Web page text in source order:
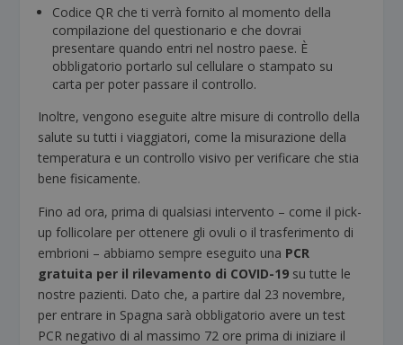
Codice QR che ti verrà fornito al momento della
compilazione del questionario e che dovrai
presentare quando entri nel nostro paese. È
obbligatorio portarlo sul cellulare o stampato su
carta per poter passare il controllo.
Inoltre, vengono eseguite altre misure di controllo della
salute su tutti i viaggiatori, come la misurazione della
temperatura e un controllo visivo per verificare che stia
bene fisicamente.
Fino ad ora, prima di qualsiasi intervento – come il pick-
up follicolare per ottenere gli ovuli o il trasferimento di
embrioni – abbiamo sempre eseguito una PCR
gratuita per il rilevamento di COVID-19 su tutte le
nostre pazienti. Dato che, a partire dal 23 novembre,
per entrare in Spagna sarà obbligatorio avere un test
PCR negativo di al massimo 72 ore prima di iniziare il